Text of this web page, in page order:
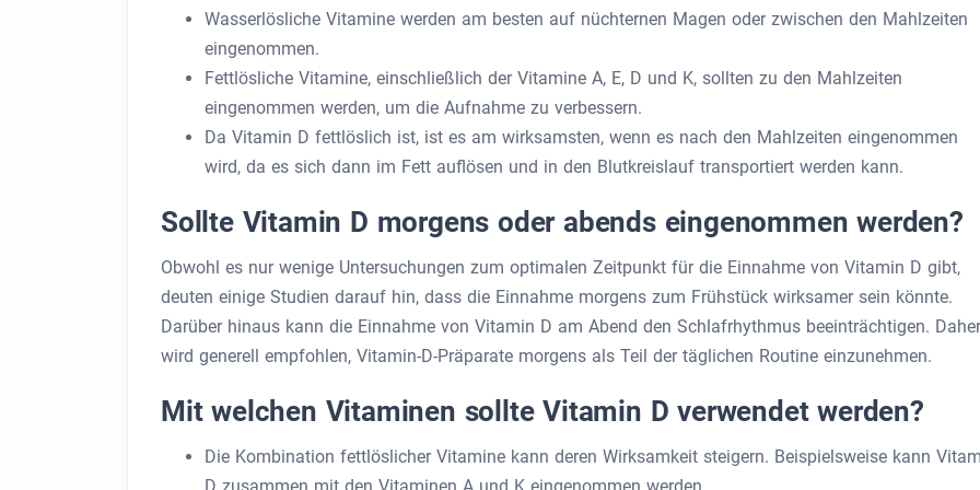
Wasserlösliche Vitamine werden am besten auf nüchternen Magen oder zwischen den Mahlzeiten
eingenommen.
Fettlösliche Vitamine, einschließlich der Vitamine A, E, D und K, sollten zu den Mahlzeiten
eingenommen werden, um die Aufnahme zu verbessern.
Da Vitamin D fettlöslich ist, ist es am wirksamsten, wenn es nach den Mahlzeiten eingenommen
wird, da es sich dann im Fett auflösen und in den Blutkreislauf transportiert werden kann.
Sollte Vitamin D morgens oder abends eingenommen werden?
Obwohl es nur wenige Untersuchungen zum optimalen Zeitpunkt für die Einnahme von Vitamin D gibt,
deuten einige Studien darauf hin, dass die Einnahme morgens zum Frühstück wirksamer sein könnte.
Darüber hinaus kann die Einnahme von Vitamin D am Abend den Schlafrhythmus beeinträchtigen. Daher
wird generell empfohlen, Vitamin-D-Präparate morgens als Teil der täglichen Routine einzunehmen.
Mit welchen Vitaminen sollte Vitamin D verwendet werden?
Die Kombination fettlöslicher Vitamine kann deren Wirksamkeit steigern. Beispielsweise kann